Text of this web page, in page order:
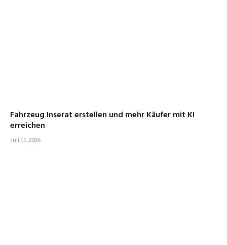
Fahrzeug Inserat erstellen und mehr Käufer mit KI
erreichen
Juli 11, 2026